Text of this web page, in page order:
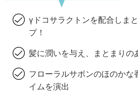
γドコサラクトンを配合しま
プ！
髪に潤いを与え、まとまりの
フローラルサボンのほのかな
イムを演出